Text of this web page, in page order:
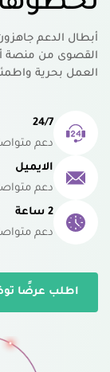
أبطال الدعم
القصوى من منصة
العمل بحرية
24/7
دعم
الايميل
دعم
2 ساعة
دعم
اطلب عرضًا